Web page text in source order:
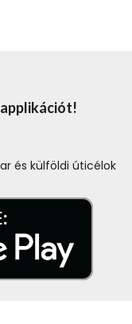
és külföldi úticélok